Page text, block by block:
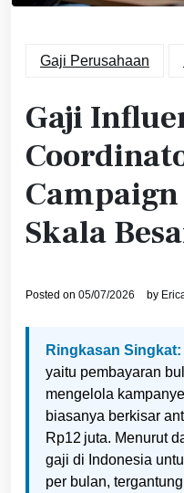
Gaji Perusahaan
Gaji
Skala
Posted on 05/07/2026 by
Ringkasan Singkat:
yaitu pembayaran
mengelola
biasanya berkisar
Rp12 juta. Menurut
gaji di Indonesia
per bulan,